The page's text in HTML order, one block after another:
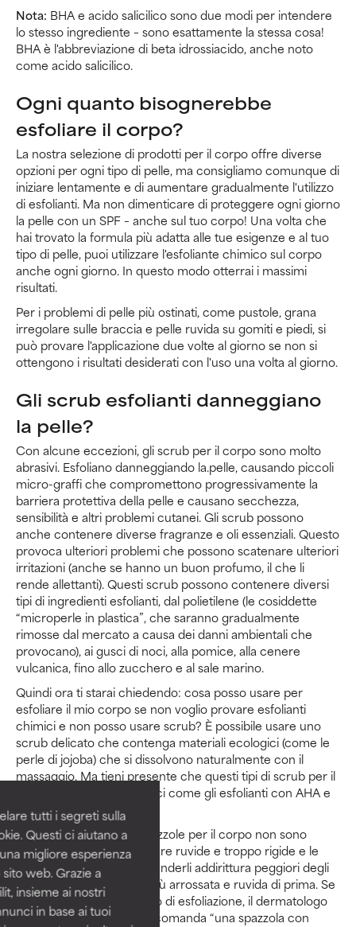
tutti i segreti sulla
Questi ci aiutano a
migliore esperienza
web. Grazie a
insieme ai nostri
in base ai tuoi
Nota: BHA e acido salicilico sono due modi per intendere
lo stesso ingrediente – sono esattamente la stessa cosa!
BHA è l'abbreviazione di beta idrossiacido, anche noto
come acido salicilico.
Ogni quanto bisognerebbe
esfoliare il corpo?
La nostra selezione di prodotti per il corpo offre diverse
opzioni per ogni tipo di pelle, ma consigliamo comunque di
iniziare lentamente e di aumentare gradualmente l'utilizzo
di esfolianti. Ma non dimenticare di proteggere ogni giorno
la pelle con un SPF – anche sul tuo corpo! Una volta che
hai trovato la formula più adatta alle tue esigenze e al tuo
tipo di pelle, puoi utilizzare l'esfoliante chimico sul corpo
anche ogni giorno. In questo modo otterrai i massimi
risultati.
Per i problemi di pelle più ostinati, come pustole, grana
irregolare sulle braccia e pelle ruvida su gomiti e piedi, si
può provare l'applicazione due volte al giorno se non si
ottengono i risultati desiderati con l'uso una volta al giorno.
Gli scrub esfolianti danneggiano
la pelle?
Con alcune eccezioni, gli scrub per il corpo sono molto
abrasivi. Esfoliano danneggiando la.pelle, causando piccoli
micro-graffi che compromettono progressivamente la
barriera protettiva della pelle e causano secchezza,
sensibilità e altri problemi cutanei. Gli scrub possono
anche contenere diverse fragranze e oli essenziali. Questo
provoca ulteriori problemi che possono scatenare ulteriori
irritazioni (anche se hanno un buon profumo, il che li
rende allettanti). Questi scrub possono contenere diversi
tipi di ingredienti esfolianti, dal polietilene (le cosiddette
“microperle in plastica”, che saranno gradualmente
rimosse dal mercato a causa dei danni ambientali che
provocano), ai gusci di noci, alla pomice, alla cenere
vulcanica, fino allo zucchero e al sale marino.
Quindi ora ti starai chiedendo: cosa posso usare per
esfoliare il mio corpo se non voglio provare esfolianti
chimici e non posso usare scrub? È possibile usare uno
scrub delicato che contenga materiali ecologici (come le
perle di jojoba) che si dissolvono naturalmente con il
massaggio. Ma tieni presente che questi tipi di scrub per il
corpo non saranno efficaci come gli esfolianti con AHA e
BHA senza risciacquo.
La spugna di luffa e le spazzole per il corpo non sono
meglio. Infatti, le loro texture ruvide e troppo rigide e le
modalità d'uso possono renderli addirittura peggiori degli
scrub, lasciando la pelle più arrossata e ruvida di prima. Se
volete provare questo tipo di esfoliazione, il dermatologo
Dr. Corey L. Hartman raccomanda “una spazzola con